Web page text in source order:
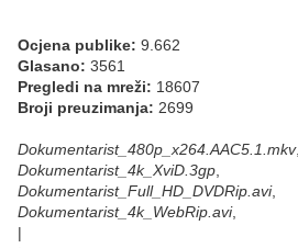
Ocjena publike: 9.662
Glasano: 3561
Pregledi na mreži: 18607
Broji preuzimanja: 2699
Dokumentarist_480p_x264.AAC5.1.mkv,
Dokumentarist_4k_XviD.3gp
Dokumentarist_Full_HD_DVDRip.avi,
Dokumentarist_4k_WebRip.avi,
|